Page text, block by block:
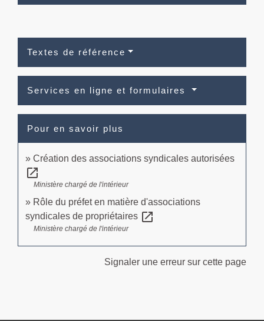
Textes de référence
Services en ligne et formulaires
Pour en savoir plus
Création des associations syndicales autorisées
open_in_new
Ministère chargé de l'intérieur
Rôle du préfet en matière d'associations
syndicales de propriétaires open_in_new
Ministère chargé de l'intérieur
Signaler une erreur sur cette page